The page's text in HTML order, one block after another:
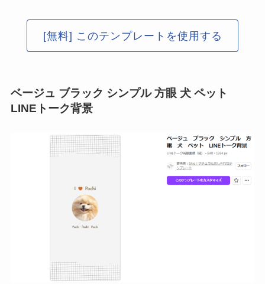
[無料] このテンプレートを使用する
ベージュ ブラック シンプル 方眼 犬 ペット
LINEトーク背景